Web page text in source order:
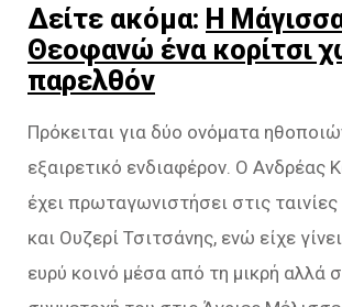
Δείτε ακόμα: Η
Θεοφανώ ένα κορίτσι
παρελθόν
Πρόκειται για δύο ονόματα
εξαιρετικό ενδιαφέρον. Ο Ανδρέας
έχει πρωταγωνιστήσει στις
και Ουζερί Τσιτσάνης, ενώ είχε
ευρύ κοινό μέσα από τη μικρή αλλά